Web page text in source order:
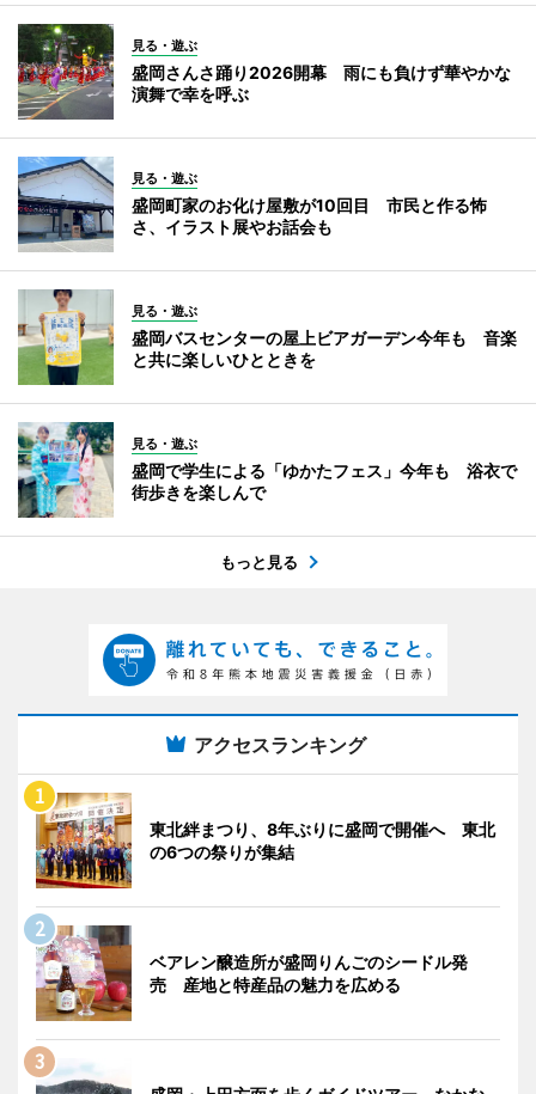
見る・遊ぶ
盛岡さんさ踊り2026開幕 雨にも負けず華やかな
演舞で幸を呼ぶ
見る・遊ぶ
盛岡町家のお化け屋敷が10回目 市民と作る怖
さ、イラスト展やお話会も
見る・遊ぶ
盛岡バスセンターの屋上ビアガーデン今年も 音楽
と共に楽しいひとときを
見る・遊ぶ
盛岡で学生による「ゆかたフェス」今年も 浴衣で
街歩きを楽しんで
もっと見る
アクセスランキング
東北絆まつり、8年ぶりに盛岡で開催へ 東北
の6つの祭りが集結
ベアレン醸造所が盛岡りんごのシードル発
売 産地と特産品の魅力を広める